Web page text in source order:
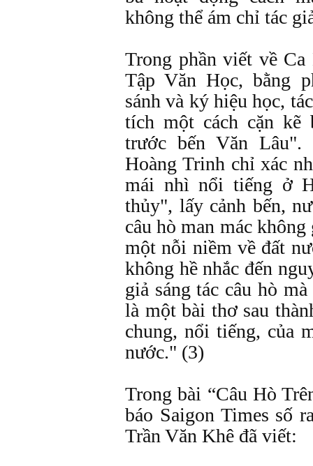
không thể ám chỉ tác
Trong phần viết về Ca
Tập Văn Học, bằng
sánh và ký hiệu học,
tích một cách cặn kẽ
trước bến Văn Lâu".
Hoàng Trinh chỉ xác
mái nhì nổi tiếng ở
thủy", lấy cảnh bến,
câu hò man mác
một nỗi niềm về đất
không hề nhắc đến
giả sáng tác câu hò
là một bài thơ sau
chung, nổi tiếng, của
nước." (3)
Trong bài “Câu Hò
báo Saigon Times số
Trần Văn Khê đã viết: